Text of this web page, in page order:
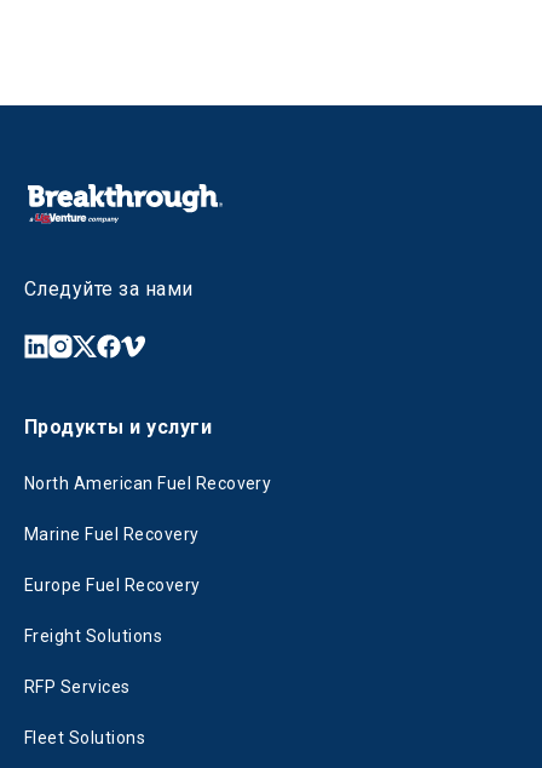
Следуйте за нами
Продукты и услуги
North American Fuel Recovery
Marine Fuel Recovery
Europe Fuel Recovery
Freight Solutions
RFP Services
Fleet Solutions